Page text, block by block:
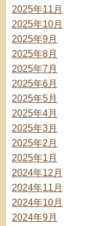
2025年11月
2025年10月
2025年9月
2025年8月
2025年7月
2025年6月
2025年5月
2025年4月
2025年3月
2025年2月
2025年1月
2024年12月
2024年11月
2024年10月
2024年9月